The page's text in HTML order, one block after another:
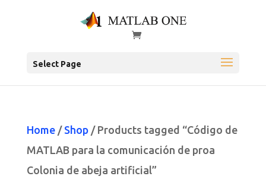
Select Page
Home/ Shop/ Products tagged “Código de
MATLAB para la comunicación de proa
Colonia de abeja artificial”